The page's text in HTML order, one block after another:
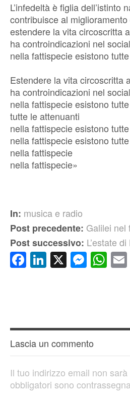
L’infedeltà è figlia dell’istinto
contribuisce al
estendere la vita circoscritta
ha controindicazioni nel
nella fattispecie esistono
Estendere la vita circoscritta
ha controindicazioni nel
nella fattispecie esistono
tutte le attenuanti
nella fattispecie esistono
nella fattispecie esistono
nella fattispecie
nella fattispecie»
In: musica e radio
Post precedente: Galilei nel
Post successivo: L’estate
Facebook
LinkedIn
X
Lascia un commento
Il tuo indirizzo email non
obbligatori sono